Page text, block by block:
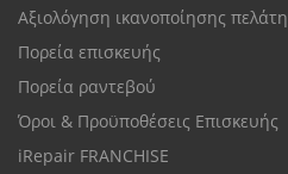
Αξιολόγηση ικανοποίησης πελάτη
Πορεία επισκευής
Πορεία ραντεβού
Όροι & Προϋποθέσεις Επισκευής
iRepair FRANCHISE